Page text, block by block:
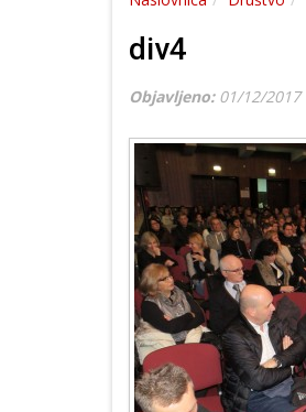
div4
Objavljeno: 01/12/2017